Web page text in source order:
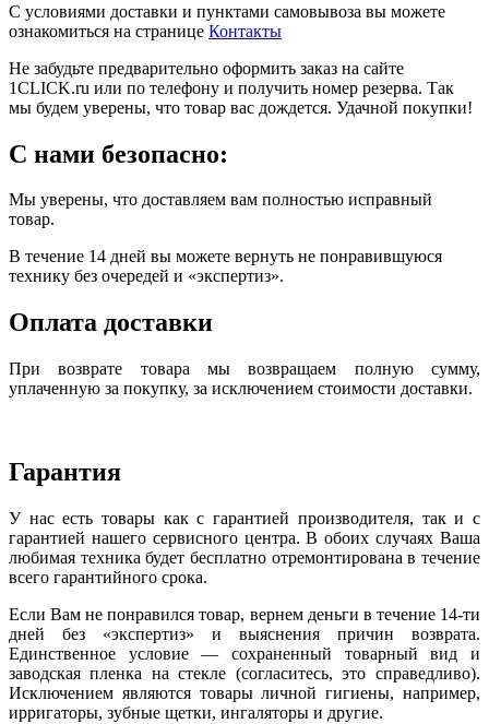
С условиями доставки и пунктами самовывоза вы можете
ознакомиться на странице Контакты
Не забудьте предварительно оформить заказ на сайте
1CLICK.ru или по телефону и получить номер резерва. Так
мы будем уверены, что товар вас дождется. Удачной покупки!
С нами безопасно:
Мы уверены, что доставляем вам полностью исправный
товар.
В течение 14 дней вы можете вернуть не понравившуюся
технику без очередей и «экспертиз».
Оплата доставки
При возврате товара мы возвращаем полную сумму,
уплаченную за покупку, за исключением стоимости доставки.
Гарантия
У нас есть товары как с гарантией производителя, так и с
гарантией нашего сервисного центра. В обоих случаях Ваша
любимая техника будет бесплатно отремонтирована в течение
всего гарантийного срока.
Если Вам не понравился товар, вернем деньги в течение 14-ти
дней без «экспертиз» и выяснения причин возврата.
Единственное условие — сохраненный товарный вид и
заводская пленка на стекле (согласитесь, это справедливо).
Исключением являются товары личной гигиены, например,
ирригаторы, зубные щетки, ингаляторы и другие.